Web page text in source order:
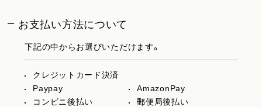
お支払い方法について
下記の中からお選びいただけます。
クレジットカード決済
Paypay
AmazonPay
コンビニ後払い
郵便局後払い